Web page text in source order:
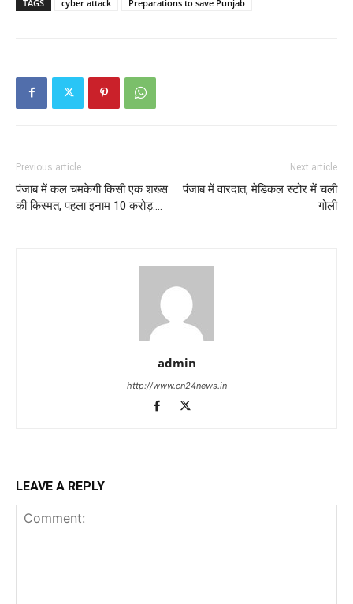
TAGS cyber attack Preparations to save Punjab
Previous article
पंजाब में कल चमकेगी किसी एक शख्स
की किस्मत, पहला इनाम 10 करोड़….
Next article
पंजाब में वारदात, मेडिकल स्टोर में चली
गोली
admin
http://www.cn24news.in
LEAVE A REPLY